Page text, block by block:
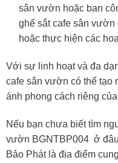
sân vườn hoặc ban
ghế sắt cafe sân vườn
hoặc thực hiện các
Với sự linh hoạt và đa
cafe sân vườn có thể tạo
ánh phong cách riêng
Nếu bạn chưa biết tìm
vườn BGNTBP004 ở
Bảo Phát là địa điểm